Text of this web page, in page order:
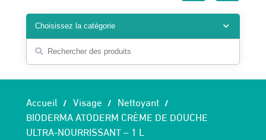
Accueil Visage
Nettoyant
BIODERMA ATODERM CRÈME DE DOUCHE
ULTRA-NOURRISSANT – 1 L